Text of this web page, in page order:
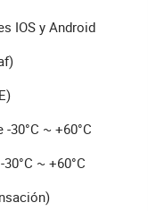
IOS y Android
30°C ~ +60°C
~ +60°C